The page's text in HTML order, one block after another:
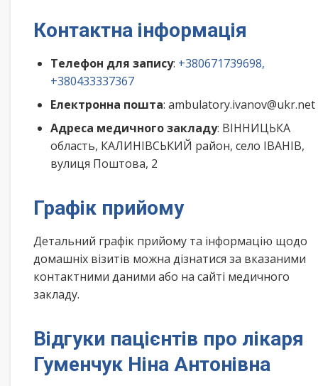
Контактна інформація
Телефон для запису: +380671739698,
+380433337367
Електронна пошта: ambulatory.ivanov@ukr.net
Адреса медичного закладу: ВІННИЦЬКА
область, КАЛИНІВСЬКИЙ район, село ІВАНІВ,
вулиця Поштова, 2
Графік прийому
Детальний графік прийому та інформацію щодо
домашніх візитів можна дізнатися за вказаними
контактними даними або на сайті медичного
закладу.
Відгуки пацієнтів про лікаря
Гуменчук Ніна Антонівна